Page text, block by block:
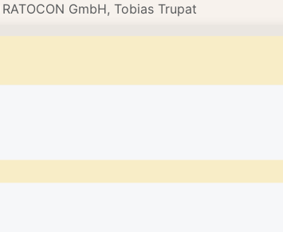
RATOCON GmbH, Tobias Trupat